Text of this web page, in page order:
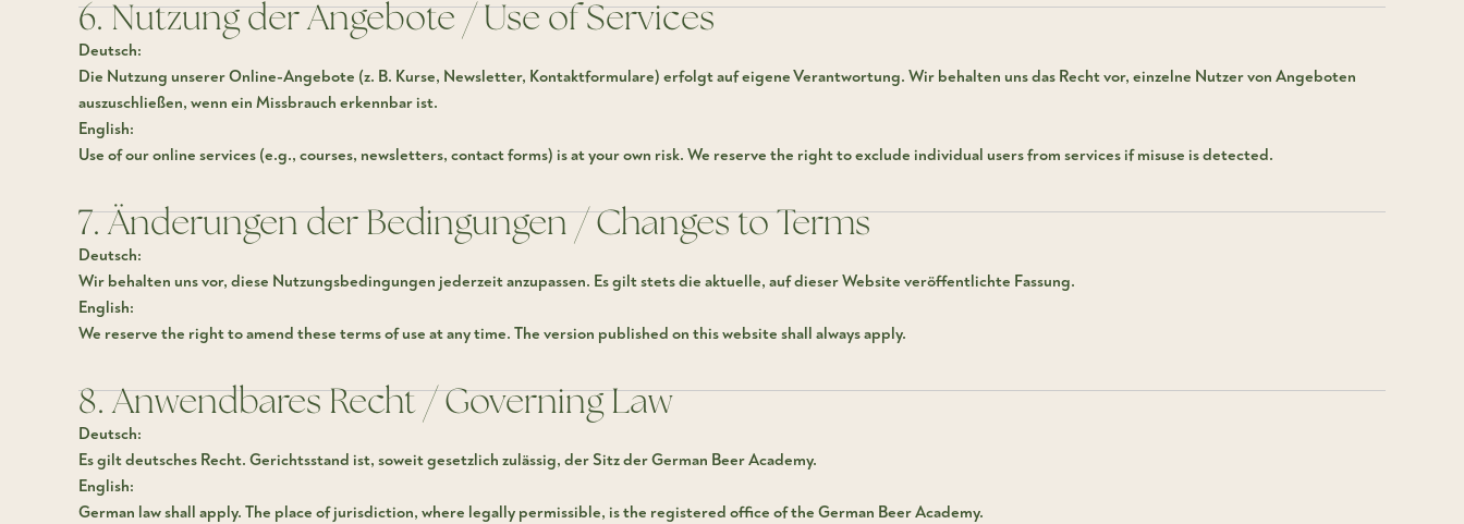
6. Nutzung der Angebote / Use of Services
Deutsch:
Die Nutzung unserer Online-Angebote (z. B. Kurse, Newsletter, Kontaktformulare) erfolgt auf eigene Verantwortung. Wir behalten uns das Recht vor, einzelne Nutzer von Angeboten
auszuschließen, wenn ein Missbrauch erkennbar ist.
English:
Use of our online services (e.g., courses, newsletters, contact forms) is at your own risk. We reserve the right to exclude individual users from services if misuse is detected.
7. Änderungen der Bedingungen / Changes to Terms
Deutsch:
Wir behalten uns vor, diese Nutzungsbedingungen jederzeit anzupassen. Es gilt stets die aktuelle, auf dieser Website veröffentlichte Fassung.
English:
We reserve the right to amend these terms of use at any time. The version published on this website shall always apply.
8. Anwendbares Recht / Governing Law
Deutsch:
Es gilt deutsches Recht. Gerichtsstand ist, soweit gesetzlich zulässig, der Sitz der German Beer Academy.
English:
German law shall apply. The place of jurisdiction, where legally permissible, is the registered office of the German Beer Academy.